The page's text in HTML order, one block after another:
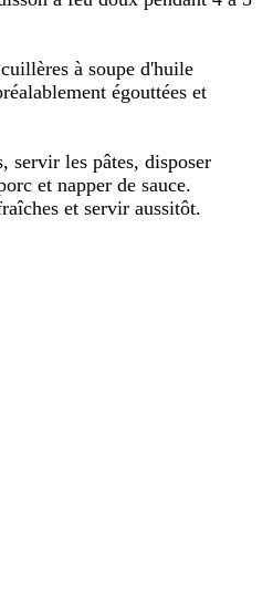
à soupe d'huile
égouttées et
servir les pâtes, disposer
et napper de sauce.
et servir aussitôt.